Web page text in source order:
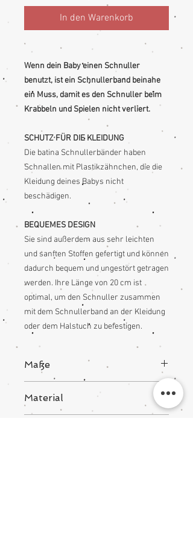
In den Warenkorb
Wenn dein Baby einen Schnuller
benutzt, ist ein Schnullerband beinahe
ein Muss, damit es den Schnuller beim
Krabbeln und Spielen nicht verliert.
SCHUTZ FÜR DIE KLEIDUNG
Die batina Schnullerbänder haben
Schnallen mit Plastikzähnchen, die die
Kleidung deines Babys nicht
beschädigen.
BEQUEMES DESIGN
Sie sind außerdem aus sehr leichten
und sanften Stoffen gefertigt und können
dadurch bequem und ungestört getragen
werden. Ihre Länge von 20 cm ist
optimal, um den Schnuller zusammen
mit dem Schnullerband an der Kleidung
oder dem Halstuch zu befestigen.
Maße
Material